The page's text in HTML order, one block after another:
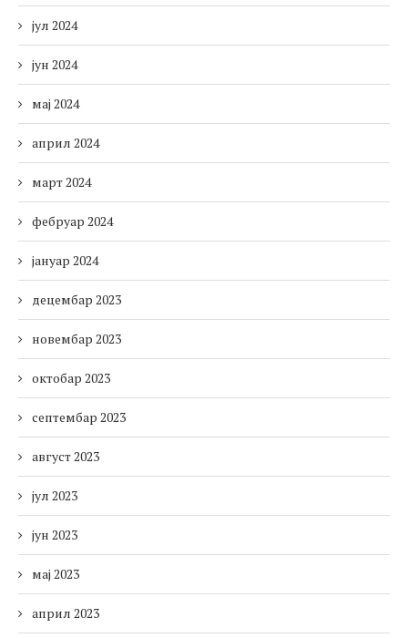
јул 2024
јун 2024
мај 2024
април 2024
март 2024
фебруар 2024
јануар 2024
децембар 2023
новембар 2023
октобар 2023
септембар 2023
август 2023
јул 2023
јун 2023
мај 2023
април 2023